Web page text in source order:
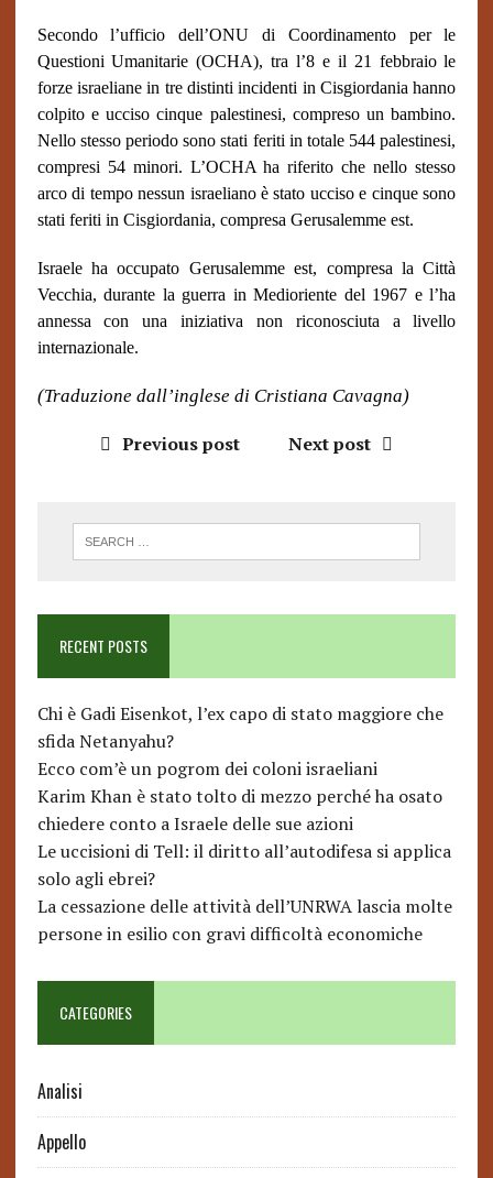
Secondo l’ufficio dell’ONU di Coordinamento per le
Questioni Umanitarie (OCHA), tra l’8 e il 21 febbraio le
forze israeliane in tre distinti incidenti in Cisgiordania hanno
colpito e ucciso cinque palestinesi, compreso un bambino.
Nello stesso periodo sono stati feriti in totale 544 palestinesi,
compresi 54 minori. L’OCHA ha riferito che nello stesso
arco di tempo nessun israeliano è stato ucciso e cinque sono
stati feriti in Cisgiordania, compresa Gerusalemme est.
Israele ha occupato Gerusalemme est, compresa la Città
Vecchia, durante la guerra in Medioriente del 1967 e l’ha
annessa con una iniziativa non riconosciuta a livello
internazionale.
(Traduzione dall’inglese di Cristiana Cavagna)
Previous post Next post
RECENT POSTS
Chi è Gadi Eisenkot, l’ex capo di stato maggiore che
sfida Netanyahu?
Ecco com’è un pogrom dei coloni israeliani
Karim Khan è stato tolto di mezzo perché ha osato
chiedere conto a Israele delle sue azioni
Le uccisioni di Tell: il diritto all’autodifesa si applica
solo agli ebrei?
La cessazione delle attività dell’UNRWA lascia molte
persone in esilio con gravi difficoltà economiche
CATEGORIES
Analisi
Appello